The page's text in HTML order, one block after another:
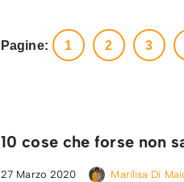
Pagine: 1 2 3
10 cose che forse non
27 Marzo 2020 Marilisa Di